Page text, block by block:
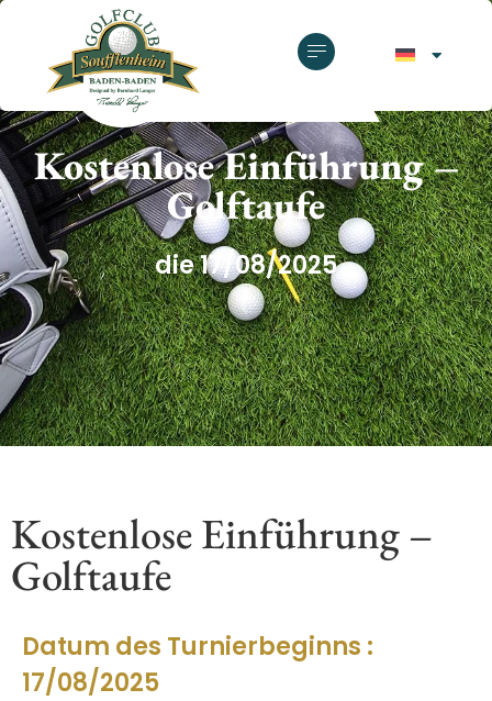
Kostenlose Einführung –
Golftaufe
die 17/08/2025
Kostenlose Einführung –
Golftaufe
Datum des Turnierbeginns :
17/08/2025